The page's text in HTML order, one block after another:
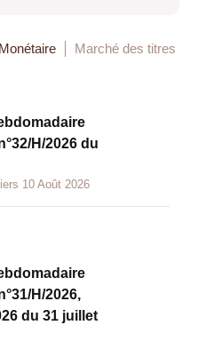
Marché des titres
H/2026 du
10 Août 2026
H/2026,
du 31 juillet